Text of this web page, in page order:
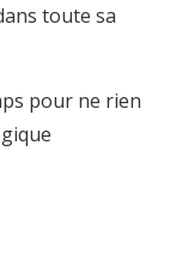
toute sa
pour ne rien